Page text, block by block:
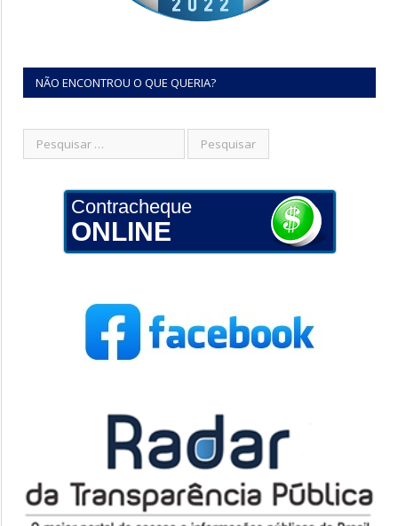
NÃO ENCONTROU O QUE QUERIA?
Contracheque
ONLINE